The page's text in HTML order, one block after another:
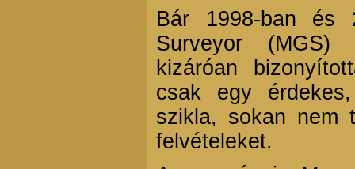
Bár 1998-ban és
Surveyor (MGS)
kizáróan
csak egy
szikla, sokan nem
felvételeket.